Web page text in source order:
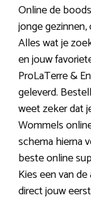
Online de
jonge
Alles wat je
en jouw
ProLaTerre &
geleverd.
weet zeker dat
Wommels
schema hierna
beste online
Kies een van
direct jouw